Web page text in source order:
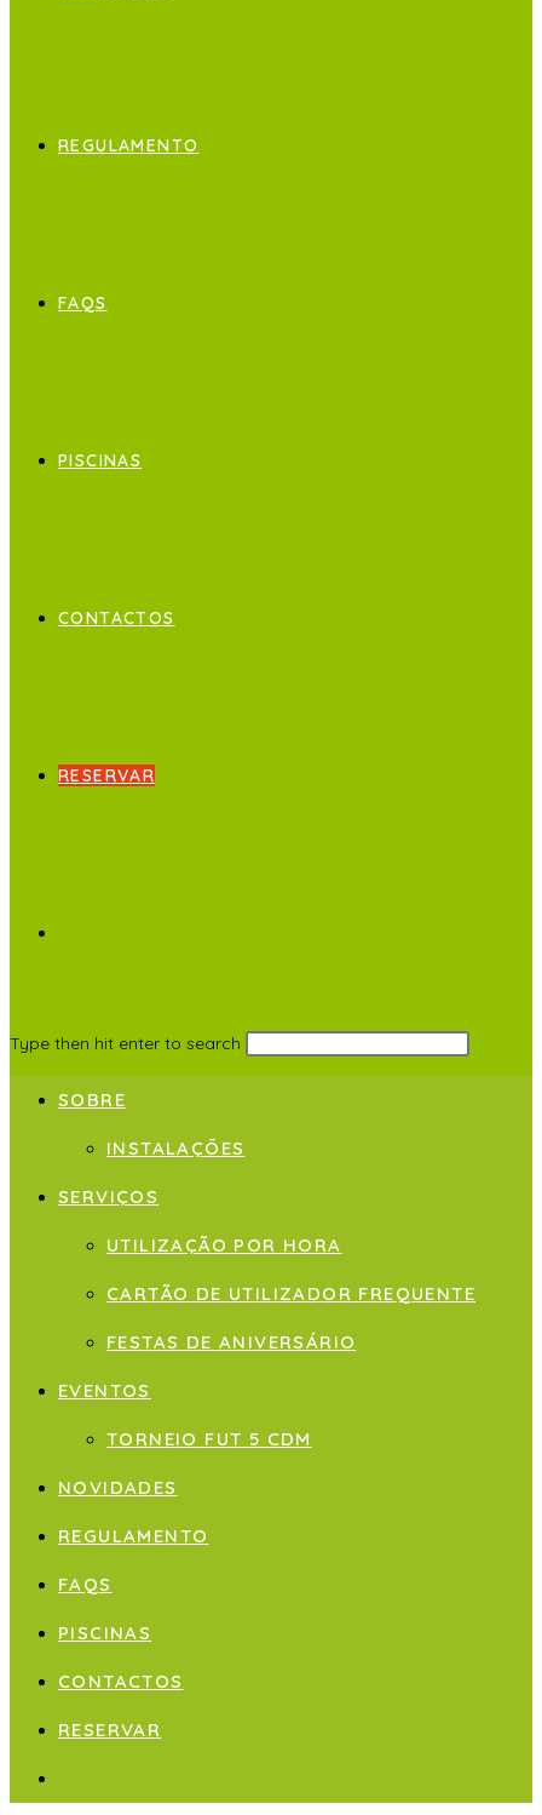
REGULAMENTO
FAQS
PISCINAS
CONTACTOS
RESERVAR
Type then hit enter to search
SOBRE
INSTALAÇÕES
SERVIÇOS
UTILIZAÇÃO POR HORA
CARTÃO DE UTILIZADOR FREQUENTE
FESTAS DE ANIVERSÁRIO
EVENTOS
TORNEIO FUT 5 CDM
NOVIDADES
REGULAMENTO
FAQS
PISCINAS
CONTACTOS
RESERVAR